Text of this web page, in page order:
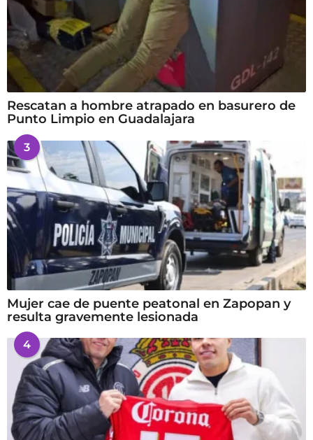
Rescatan a hombre atrapado en basurero de
Punto Limpio en Guadalajara
3
Mujer cae de puente peatonal en Zapopan y
resulta gravemente lesionada
4